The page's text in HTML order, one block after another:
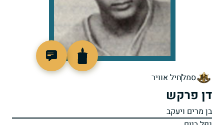
סמלחיל אוויר
דן פרקש
בן מרים ויעקב